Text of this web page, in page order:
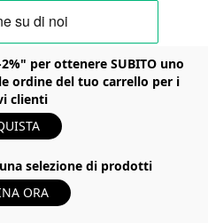
per ottenere SUBITO uno
ordine del tuo carrello per i
clienti
selezione di prodotti
ORA